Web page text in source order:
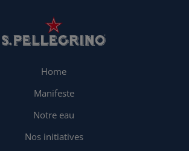
Home
Manifeste
Notre eau
Nos initiatives